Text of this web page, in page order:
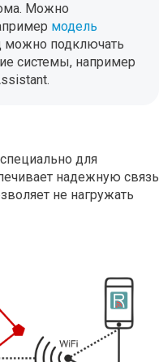
Можно
модель
можно подключать
системы, например
для
надежную связь
не нагружать